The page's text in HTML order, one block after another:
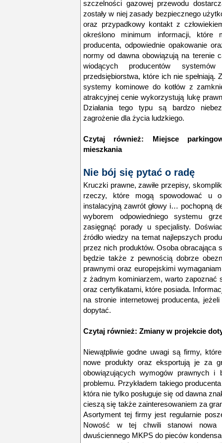
szczelności gazowej przewodu
zostały w niej zasady bezpiecznego
oraz przypadkowy kontakt z
określono minimum informacji,
producenta, odpowiednie opakowanie
normy od dawna obowiązują na terenie
wiodących producentów
przedsiębiorstwa, które ich nie spełniają.
systemy kominowe do kotłów z
atrakcyjnej cenie wykorzystują lukę
Działania tego typu są bardzo
zagrożenie dla życia ludzkiego.
Czytaj również: Miejsce
mieszkania
Nie bój się pytać o radę
Kruczki prawne, zawiłe przepisy,
rzeczy, które mogą spowodować u
instalacyjną zawrót głowy i… pochopną
wyborem odpowiedniego systemu
zasięgnąć porady u specjalisty.
źródło wiedzy na temat najlepszych
przez nich produktów. Osoba obracająca
będzie także z pewnością dobrze
prawnymi oraz europejskimi
z żadnym kominiarzem, warto zapoznać
oraz certyfikatami, które posiada.
na stronie internetowej producenta,
dopytać.
Czytaj również: Zmiany w projekcie
Niewątpliwie godne uwagi są firmy,
nowe produkty oraz eksportują je za
obowiązujących wymogów prawnych i
problemu. Przykładem takiego
która nie tylko posługuje się od dawna
cieszą się także zainteresowaniem za
Asortyment tej firmy jest regularnie
Nowość w tej chwili stanowi nowa
dwuściennego MKPS do pieców